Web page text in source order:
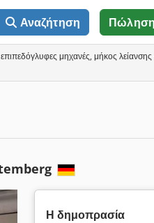
Αναζήτηση Πώληση
επιπεδόγλυφες μηχανές, μήκος
Η δημοπρασία